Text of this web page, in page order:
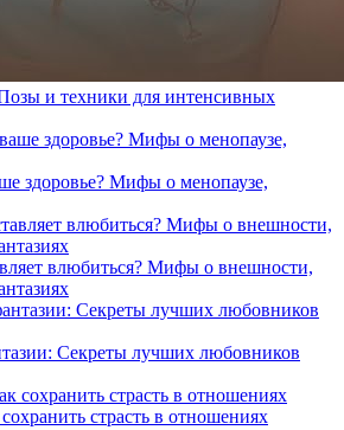
и техники для интенсивных
здоровье? Мифы о менопаузе,
влюбиться? Мифы о внешности,
Секреты лучших любовников
страсть в отношениях